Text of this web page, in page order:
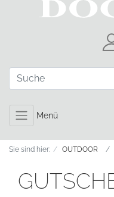
Menü
Sie sind hier: OUTDOOR